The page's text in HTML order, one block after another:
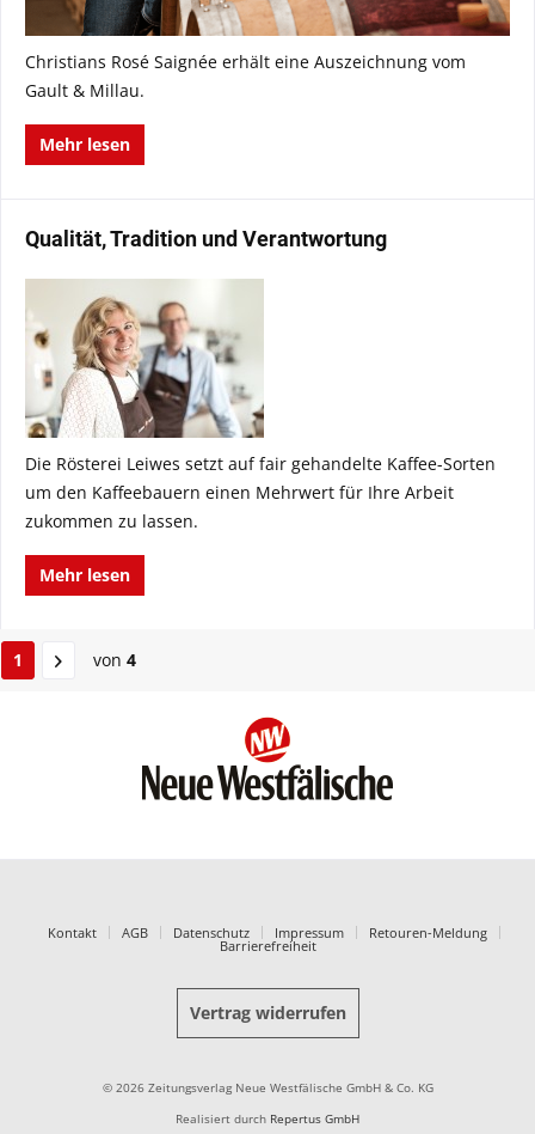
Christians Rosé Saignée erhält eine Auszeichnung vom
Gault & Millau.
Mehr lesen
Qualität, Tradition und Verantwortung
Die Rösterei Leiwes setzt auf fair gehandelte Kaffee-Sorten
um den Kaffeebauern einen Mehrwert für Ihre Arbeit
zukommen zu lassen.
Mehr lesen
1 von 4
Kontakt AGB Datenschutz Impressum Retouren-Meldung
Barrierefreiheit
Vertrag widerrufen
© 2026 Zeitungsverlag Neue Westfälische GmbH & Co. KG
Realisiert durch Repertus GmbH